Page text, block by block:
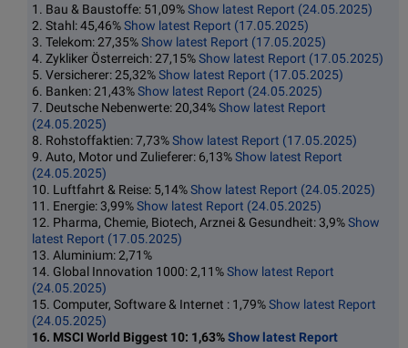
1. Bau & Baustoffe: 51,09%Show latest Report (24.05.2025)
2. Stahl: 45,46%Show latest Report (17.05.2025)
3. Telekom: 27,35%Show latest Report (17.05.2025)
4. Zykliker Österreich: 27,15%Show latest Report (17.05.2025)
5. Versicherer: 25,32%Show latest Report (17.05.2025)
6. Banken: 21,43%Show latest Report (24.05.2025)
7. Deutsche Nebenwerte: 20,34%Show latest Report
(24.05.2025)
8. Rohstoffaktien: 7,73%Show latest Report (17.05.2025)
9. Auto, Motor und Zulieferer: 6,13%Show latest Report
(24.05.2025)
10. Luftfahrt & Reise: 5,14%Show latest Report (24.05.2025)
11. Energie: 3,99%Show latest Report (24.05.2025)
12. Pharma, Chemie, Biotech, Arznei & Gesundheit: 3,9%Show
latest Report (17.05.2025)
13. Aluminium: 2,71%
14. Global Innovation 1000: 2,11%Show latest Report
(24.05.2025)
15. Computer, Software & Internet : 1,79%Show latest Report
(24.05.2025)
16. MSCI World Biggest 10: 1,63%Show latest Report